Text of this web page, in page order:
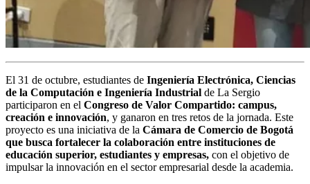
El 31 de octubre, estudiantes de Ingeniería Electrónica, Ciencias
de la Computación e Ingeniería Industrial de La Sergio
participaron en el Congreso de Valor Compartido: campus,
creación e innovación, y ganaron en tres retos de la jornada. Este
proyecto es una iniciativa de la Cámara de Comercio de Bogotá
que busca fortalecer la colaboración entre instituciones de
educación superior, estudiantes y empresas, con el objetivo de
impulsar la innovación en el sector empresarial desde la academia.